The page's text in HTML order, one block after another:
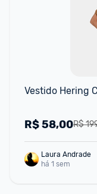
Vestido Hering
R$
R$58,00
Laura Andrade
há 1 sem